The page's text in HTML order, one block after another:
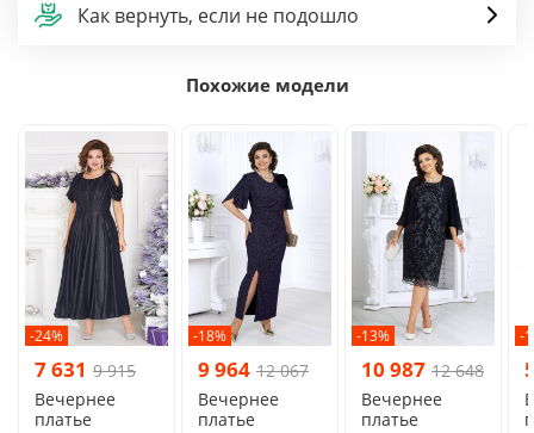
Как вернуть, если не подошло
Похожие модели
-24%
7 631 9 915
Вечернее
платье
-18%
9 964 12 067
Вечернее
платье
-13%
10 987 12 648
Вечернее
платье
-